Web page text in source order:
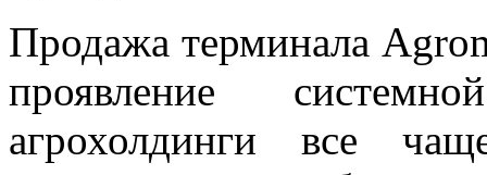
Продажа терминала
проявление
агрохолдинги все